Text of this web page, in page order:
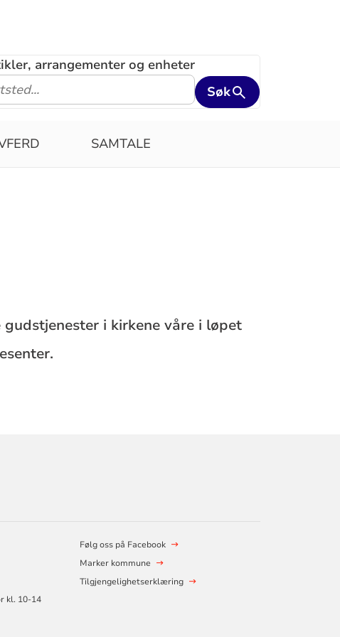
arrangementer og enheter
Søk
SAMTALE
i kirkene våre i løpet
kl. 10-14
Følg oss på Facebook
Marker kommune
Tilgjengelighetserklæring